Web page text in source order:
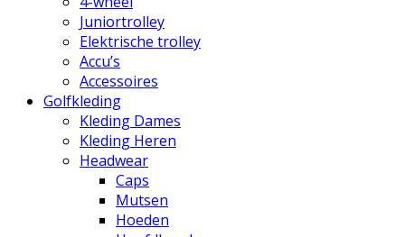
Juniortrolley
Elektrische trolley
Accu’s
Accessoires
Golfkleding
Kleding Dames
Kleding Heren
Headwear
Caps
Mutsen
Hoeden